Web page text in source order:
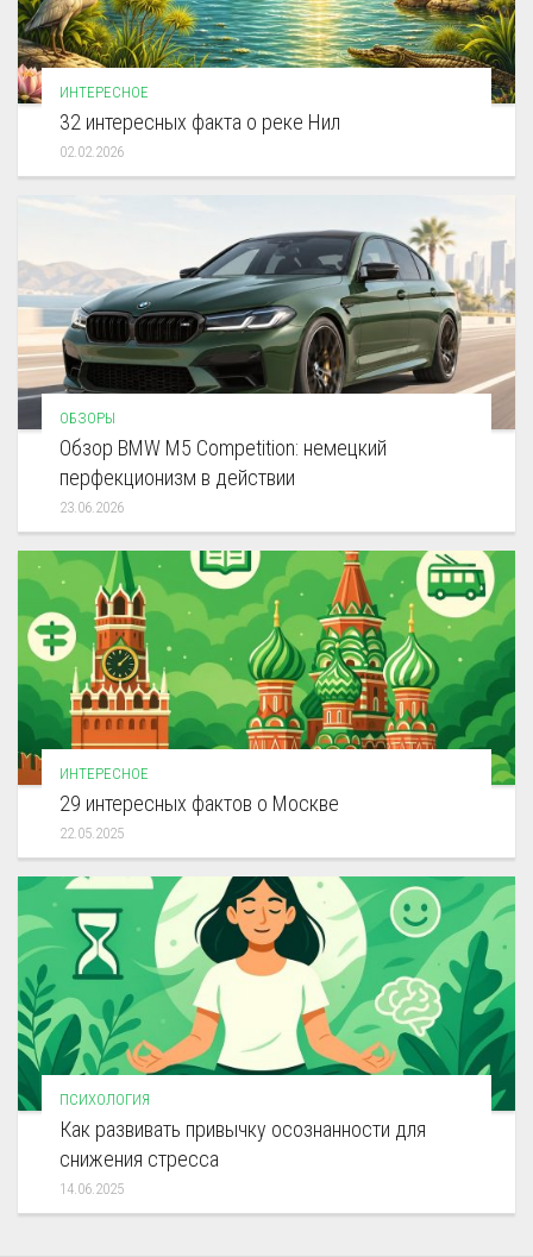
ИНТЕРЕСНОЕ
32 интересных факта о реке Нил
02.02.2026
ОБЗОРЫ
Обзор BMW M5 Competition: немецкий
перфекционизм в действии
23.06.2026
ИНТЕРЕСНОЕ
29 интересных фактов о Москве
22.05.2025
ПСИХОЛОГИЯ
Как развивать привычку осознанности для
снижения стресса
14.06.2025